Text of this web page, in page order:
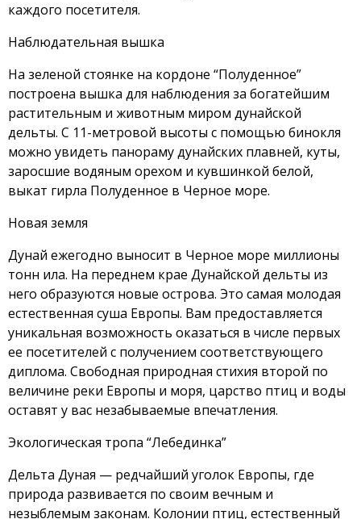
каждого посетителя.
Наблюдательная вышка
На зеленой стоянке на кордоне “Полуденное”
построена вышка для наблюдения за богатейшим
растительным и животным миром дунайской
дельты. С 11-метровой высоты с помощью бинокля
можно увидеть панораму дунайских плавней, куты,
заросшие водяным орехом и кувшинкой белой,
выкат гирла Полуденное в Черное море.
Новая земля
Дунай ежегодно выносит в Черное море миллионы
тонн ила. На переднем крае Дунайской дельты из
него образуются новые острова. Это самая молодая
естественная суша Европы. Вам предоставляется
уникальная возможность оказаться в числе первых
ее посетителей с получением соответствующего
диплома. Свободная природная стихия второй по
величине реки Европы и моря, царство птиц и воды
оставят у вас незабываемые впечатления.
Экологическая тропа “Лебединка”
Дельта Дуная — редчайший уголок Европы, где
природа развивается по своим вечным и
незыблемым законам. Колонии птиц, естественный